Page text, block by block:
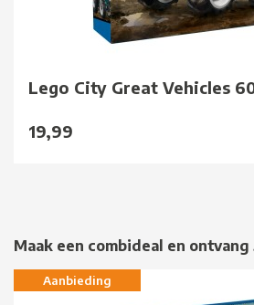
Lego City Great Vehicles
19,99
Maak een combideal en
Aanbieding